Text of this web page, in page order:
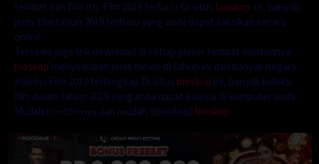
terlibat dari film itu. Film 2019 terbaru Di situs bioskop ini, banyak
jenis film tahun 2019 terbaru yang anda dapat saksikan secara
online.
Tersedia juga link download di setiap player tempat nontonnya.
bioskop menyediakan jenis movie di tahun ini dari banyak negara.
Koleksi Film 2019 terlengkap Di situs bioskop ini, banyak koleksi
film dalam tahun 2019 yang anda dapat koleksi di komputer anda.
Mudah nonton nya dan mudah download bioskop